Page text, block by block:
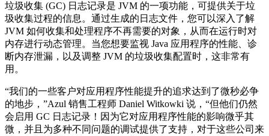
垃圾收集 (GC) 日志记录是 JVM 的一项功能，可提供关于垃
圾收集过程的信息。通过生成的日志文件，您可以深入了解
JVM 如何收集和处理程序不再需要的对象，从而在运行时对
内存进行动态管理。当您想要监视 Java 应用程序的性能、诊
断内存泄漏，以及调整 JVM 的垃圾收集配置时，这非常有
用。
“我们的一些客户对应用程序性能提升的追求达到了微秒必争
的地步，”Azul 销售工程师 Daniel Witkowki 说，“但他们仍然
会启用 GC 日志记录！因为它对应用程序性能的影响微乎其
微，并且为多种不同问题的调试提供了支持，对于这些公司来